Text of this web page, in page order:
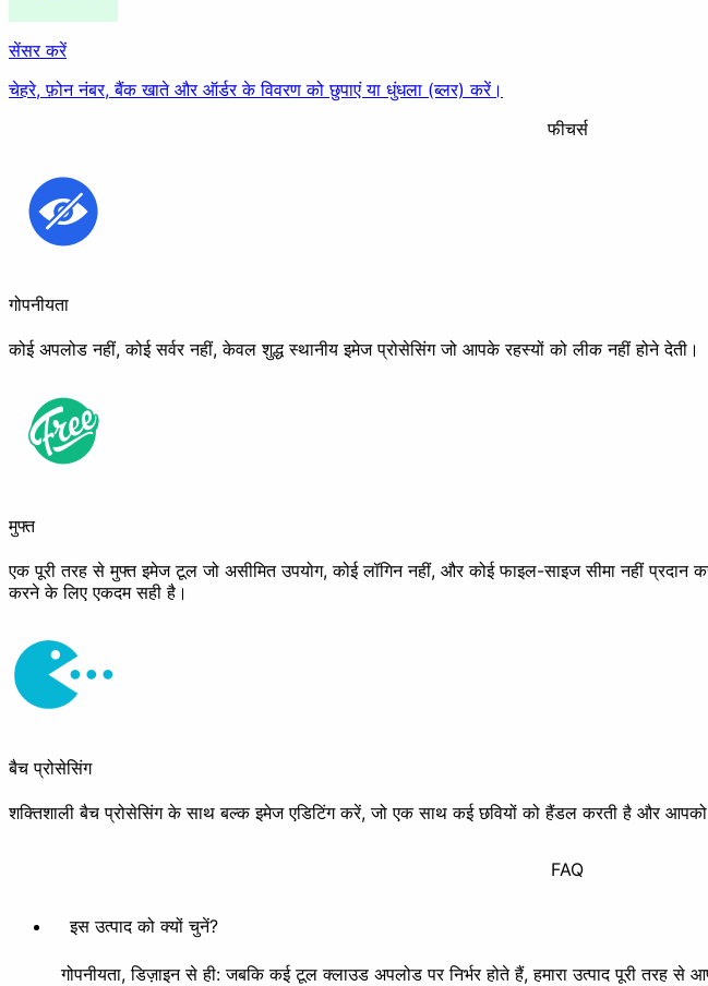
सेंसर करें
चेहरे, फ़ोन नंबर, बैंक खाते और ऑर्डर के विवरण को छुपाएं या धुंधला (ब्लर) करें।
फीचर्स
गोपनीयता
कोई अपलोड नहीं, कोई सर्वर नहीं, केवल शुद्ध स्थानीय इमेज प्रोसेसिंग जो आपके रहस्यों को लीक नहीं होने देती।
मुफ्त
एक पूरी तरह से मुफ्त इमेज टूल जो असीमित उपयोग, कोई लॉगिन नहीं, और कोई फाइल-साइज सीमा नहीं प्रदान
करने के लिए एकदम सही है।
बैच प्रोसेसिंग
शक्तिशाली बैच प्रोसेसिंग के साथ बल्क इमेज एडिटिंग करें, जो एक साथ कई छवियों को हैंडल करती है और
FAQ
इस उत्पाद को क्यों चुनें?
गोपनीयता, डिज़ाइन से ही: जबकि कई टूल क्लाउड अपलोड पर निर्भर होते हैं, हमारा उत्पाद पूरी